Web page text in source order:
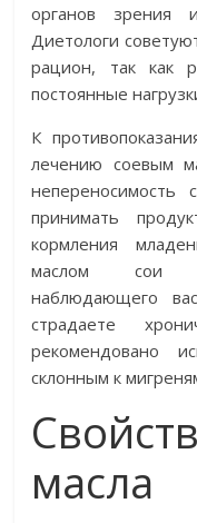
органов зрения
Диетологи
рацион, так как
постоянные
К
лечению соевым
непереносимость
принимать
кормления
маслом сои
наблюдающего
страдаете
рекомендовано
склонным к
масла